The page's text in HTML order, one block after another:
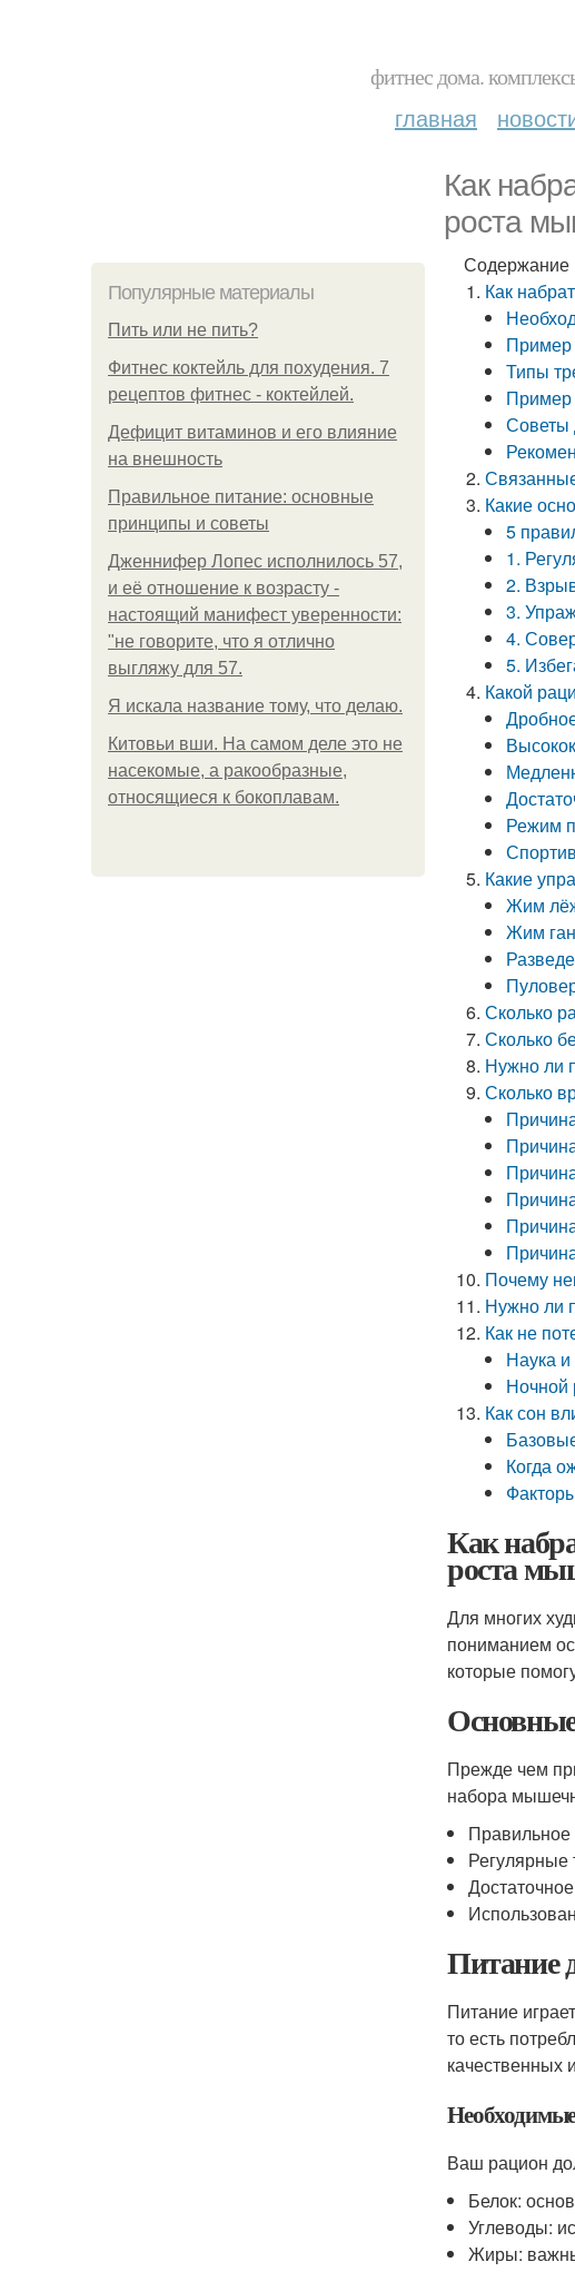
фитнес дома.
главная
Как
роста
Популярные материалы
Пить или не пить?
Фитнес коктейль для похудения. 7
рецептов фитнес - коктейлей.
Дефицит витаминов и его влияние
на внешность
Правильное питание: основные
принципы и советы
Дженнифер Лопес исполнилось 57,
и её отношение к возрасту -
настоящий манифест уверенности:
"не говорите, что я отлично
выгляжу для 57.
Я искала название тому, что делаю.
Китовьи вши. На самом деле это не
насекомые, а ракообразные,
относящиеся к бокоплавам.
Содержание
Как
Пример
Типы
Пример
Советы
Какие
5
1.
2.
3.
4.
5.
Какой
Режим
Какие
Жим
Жим
Сколько
Сколько
Нужно ли
Сколько
Почему
Нужно ли
Как не
Наука и
Как сон
Когда
Как
роста
Для многих
пониманием
которые
Прежде чем
набора
Правильное
Регулярные
Питание
Питание
то есть
качественных
Ваш рацион
Белок:
Углеводы:
Жиры: